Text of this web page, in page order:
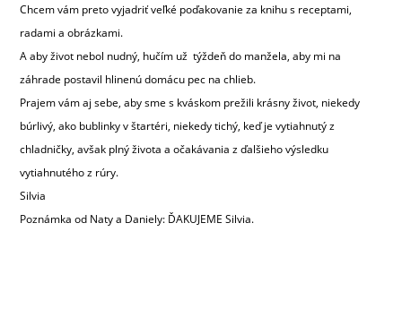
Chcem vám preto vyjadriť veľké poďakovanie za knihu s receptami,
radami a obrázkami.
A aby život nebol nudný, hučím už týždeň do manžela, aby mi na
záhrade postavil hlinenú domácu pec na chlieb.
Prajem vám aj sebe, aby sme s kváskom prežili krásny život, niekedy
búrlivý, ako bublinky v štartéri, niekedy tichý, keď je vytiahnutý z
chladničky, avšak plný života a očakávania z ďalšieho výsledku
vytiahnutého z rúry.
Silvia
Poznámka od Naty a Daniely: ĎAKUJEME Silvia.